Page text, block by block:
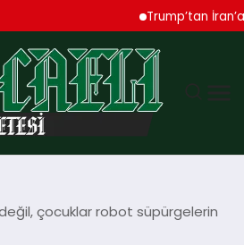
Trump’tan İran’a Sert
çocuklar robot süpürgelerin